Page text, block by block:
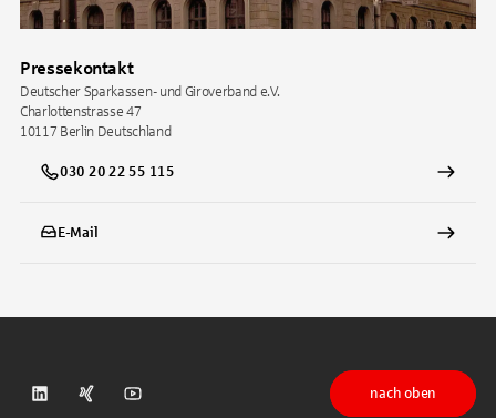
Pressekontakt
Deutscher Sparkassen- und Giroverband e.V.
Charlottenstrasse 47
10117 Berlin Deutschland
030 20 22 55 115
E-Mail
DSGV auf LinkedIn
DSGV auf XingDSGV auf Youtube
nach oben